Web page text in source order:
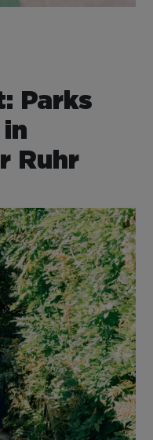
Parks
Ruhr